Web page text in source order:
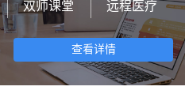
双师课堂 远程医疗
查看详情